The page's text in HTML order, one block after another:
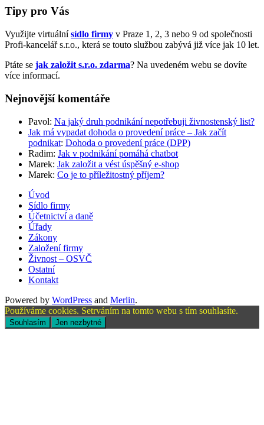
Tipy pro Vás
Využijte virtuálnísídlo firmy v Praze 1, 2, 3 nebo 9 od společnosti
Profi-kancelář s.r.o., která se touto službou zabývá již více jak 10 let.
Ptáte se jak založit s.r.o. zdarma? Na uvedeném webu se dovíte
více informací.
Nejnovější komentáře
Pavol: Na jaký druh podnikání nepotřebuji živnostenský list?
Jak má vypadat dohoda o provedení práce – Jak začít
podnikat: Dohoda o provedení práce (DPP)
Radim: Jak v podnikání pomáhá chatbot
Marek: Jak založit a vést úspěšný e-shop
Marek: Co je to příležitostný příjem?
Úvod
Sídlo firmy
Účetnictví a daně
Úřady
Zákony
Založení firmy
Živnost – OSVČ
Ostatní
Kontakt
Powered by WordPress and Merlin.
Používáme cookies. Setrváním na tomto webu s tím souhlasíte.
Souhlasím Jen nezbytné